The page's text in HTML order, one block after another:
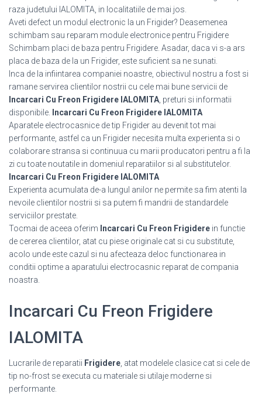
raza judetului IALOMITA, in localitatiile de mai jos.
Aveti defect un modul electronic la un Frigider? Deasemenea
schimbam sau reparam module electronice pentru Frigidere
Schimbam placi de baza pentru Frigidere. Asadar, daca vi s-a ars
placa de baza de la un Frigider, este suficient sa ne sunati.
Inca de la infiintarea companiei noastre, obiectivul nostru a fost si
ramane servirea clientilor nostrii cu cele mai bune servicii de
Incarcari Cu Freon Frigidere IALOMITA , preturi si informatii
disponibile.
Incarcari Cu Freon Frigidere IALOMITA
Aparatele electrocasnice de tip Frigider au devenit tot mai
performante, astfel ca un Frigider necesita multa experienta si o
colaborare stransa si continuua cu marii producatori pentru a fi la
zi cu toate noutatile in domeniul reparatiilor si al substitutelor.
Incarcari Cu Freon Frigidere IALOMITA
Experienta acumulata de-a lungul anilor ne permite sa fim atenti la
nevoile clientilor nostrii si sa putem fi mandrii de standardele
serviciilor prestate.
Tocmai de aceea oferim Incarcari Cu Freon Frigidere in functie
de cererea clientilor, atat cu piese originale cat si cu substitute,
acolo unde este cazul si nu afecteaza deloc functionarea in
conditii optime a aparatului electrocasnic reparat de compania
noastra.
Incarcari Cu Freon Frigidere
IALOMITA
Lucrarile de reparatii Frigidere , atat modelele clasice cat si cele de
tip no-frost se executa cu materiale si utilaje moderne si
performante.